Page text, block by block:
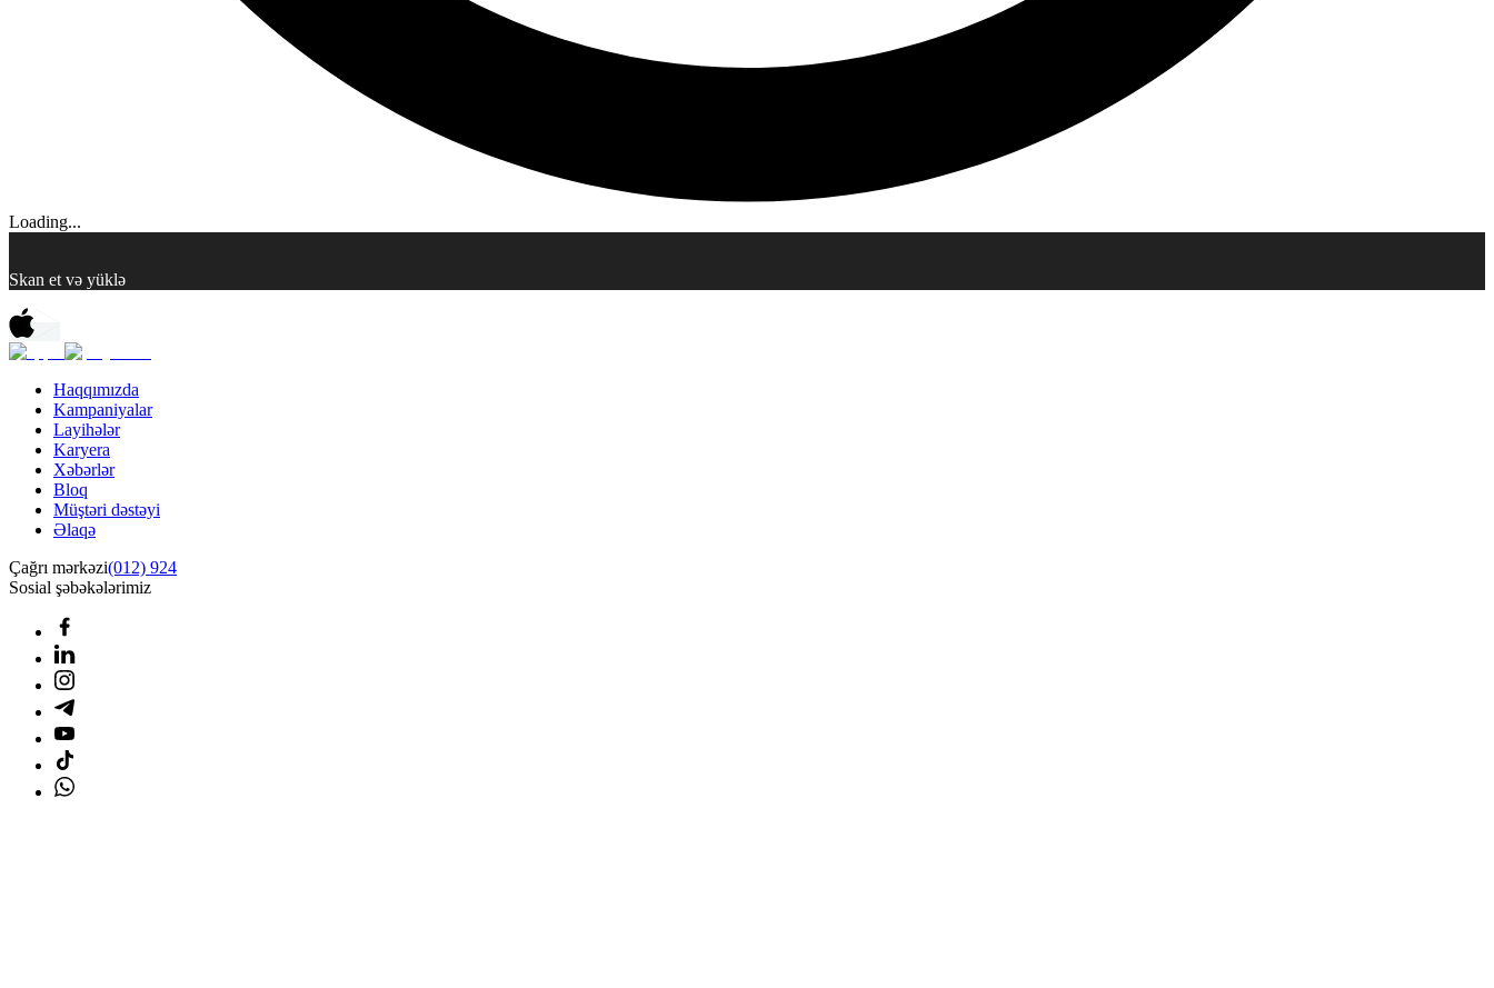
Loading...
Skan et və yüklə
Haqqımızda
Kampaniyalar
Layihələr
Karyera
Xəbərlər
Bloq
Müştəri dəstəyi
Əlaqə
Çağrı mərkəzi(012) 924
Sosial şəbəkələrimiz